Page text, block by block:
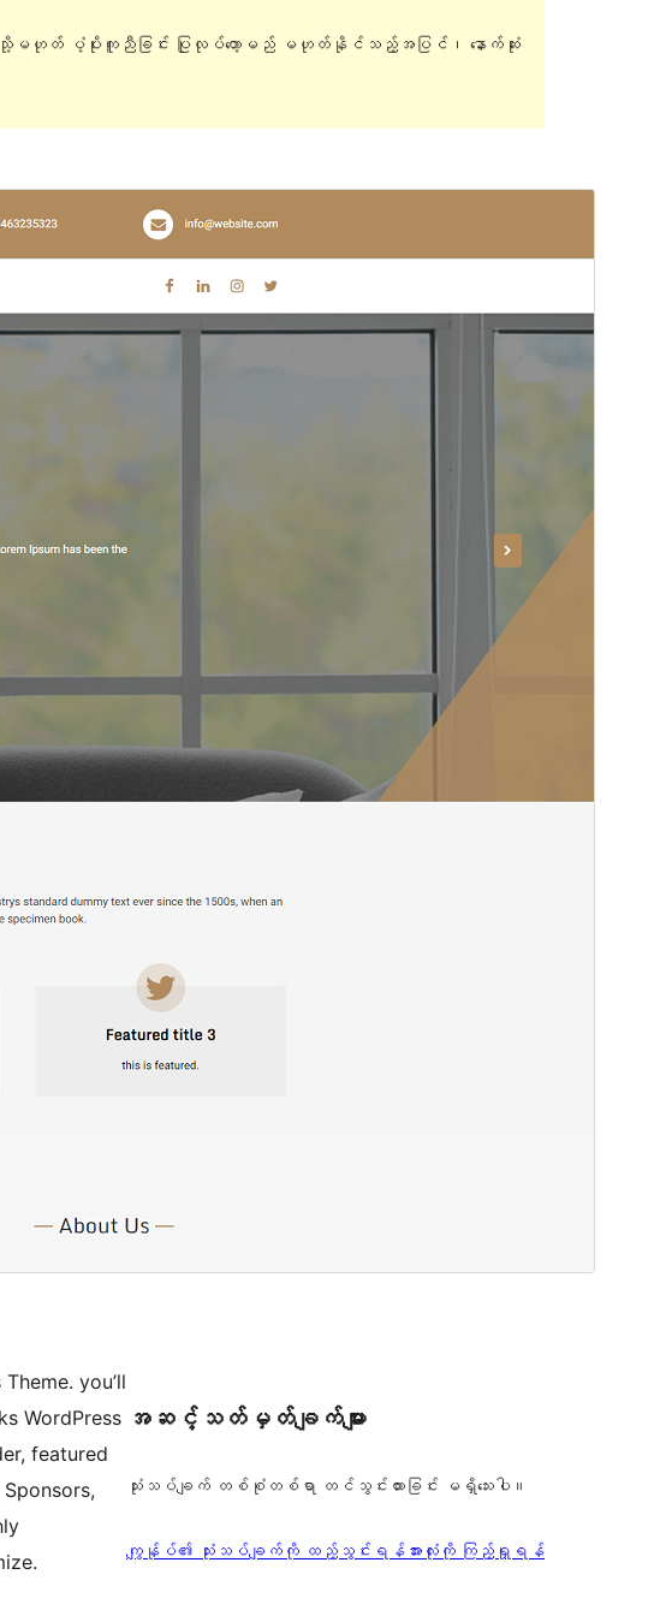
မဟုတ် ပံ့ပိုးကူညီခြင်း ပြုလုပ်တော့မည် မဟုတ်နိုင်သည့်အပြင်၊ နောက်ဆုံး
အစမ်းကြည့်ရှုရန်
ဤအရာသည်Goldy Mex
(Child Theme) ဖြစ်ပါသည်။
you’ll
WordPress
featured
အဆင့်သတ်မှတ်ချက်များ
သုံးသပ်ချက် တစ်စုံတစ်ရာ တင်သွင်းထားခြင်း မရှိသေးပါ။
ကျွန်ုပ်၏ သုံးသပ်ချက်ကို ထည့်သွင်းရန်သုံးသပ်
အားလုံးကို ကြည့်ရှုရန်